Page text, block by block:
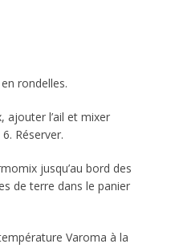
rondelles.
ajouter l’ail et mixer
Réserver.
jusqu’au bord des
de terre dans le panier
Varoma à la